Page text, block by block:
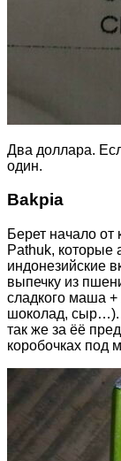
Два доллара.
один.
Bakpia
Берет начало от
Pathuk, которые
индонезийские
выпечку из
сладкого маша
шоколад, сыр…).
так же за ёё
коробочках под